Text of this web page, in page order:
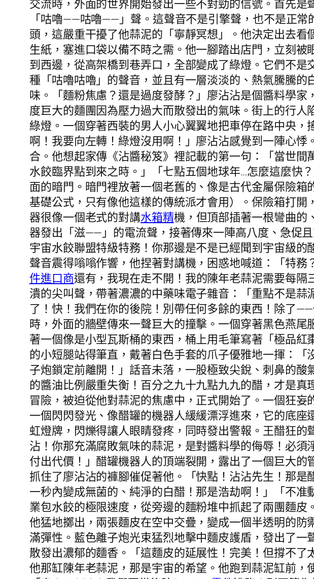
交流時，外面的世界開始發出一些不對勁的信號。首先
「咕嚕——咕嚕——」聲。這聲音不是引擎聲，也不是正
頭，這嚴重干擾了他蒜泥的「寧靜冥想」。他決定出去
生紙，塞進口袋以備不時之需。他一腳踏出店門，立刻
到西邊，從高架橋到巷弄口，全部變成了綠燈。它們不
種「咕嚕咕嚕」的聲音，並且有一層淡淡的、熱氣騰騰
味。「麵粉焦慮？還是過度發酵？」廖沾沾是個醬料學
度巨大的麵團因為壓力過大而散發出的氣味。街上的行
綠燈。一個穿著西裝的男人小心翼翼地把車停在路中央
啊！我要向左轉！綠燈沒用啊！」廖沾沾感覺到一陣心
合。他想起家傳《沾醬秘笈》裡記載的第一句：「當世
水餃臨界點到來之時。」「七點五個地球年…怎麼這麼快
面的暗門。暗門裡放著一個老舊的、像是古代金屬保險
基礎公式，只有像他這樣的傳統派才會用）。保險箱打開
器很像一個老式的對講水箱精機，但頂部插著一根彎曲的
器發出「滋——」的電流聲，接著傳來一陣高八度、急促
宇宙水餃聯盟特級特務！你那邊是不是已經聞到宇宙級
聲音震得嗡嗡作響，他捏著對講機，困惑地喊道：「特
件進口商還有，我現在走不開！我的陳年老蒜泥需要每
潰的尖叫聲，帶著濃濃的中藥味電子雜音：「重點不是蒜
了！快！我們在你的後院！別帶任何多餘的東西！除了
時，外面的牆壁傳來一聲巨大的撞擊。一個穿著黑色燕
著一個像是小型瓦斯桶的東西，桶上用毛筆寫著「極品
的小短腿站得筆直，戴著白色手套的爪子優雅地一揮：
子炮鎖定前離開！」話音未落，一股極致尖銳、刺鼻的
的醬油比例嚴重失衡！百分之九十九點九九的醋，才是
冒險，被迫從他對蒜泥的焦慮中，正式開始了。一個狂
一個閃閃發光、像醋罐的機器人緩緩漂浮進來，它的底
虹燈牌，閃爍得讓人眼睛發疼，同時發出警報。王醋狂
沾！你那充滿腐敗氣味的蒜泥，是對醬料學的侮辱！必
付出代價！」醋罐機器人的頂端裂開，露出了一個巨大
抓住了廖沾沾的褲腳催促著他。「快點！沾沾先生！那
一秒內變成無菌的、純淨的白醋！那是浩劫啊！」「不
業包水餃的極限速度，從旁邊的麵粉堆中抓起了兩團麵
他猛地擲出，兩張麵皮在空中交疊，變成一個半透明的
滿彈性。藍色離子炮光束猛烈地擊中麵皮護盾，發出了
散發出濃郁的麵香。「這麵皮的延展性！完美！但撐不
他那缸陳年老蒜泥，那是宇宙的希望。他跑到蒜泥缸前，